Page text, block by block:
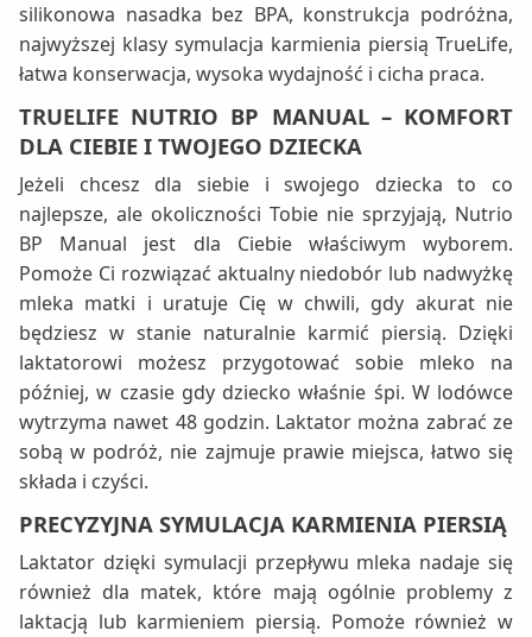
silikonowa nasadka bez BPA, konstrukcja podróżna,
najwyższej klasy symulacja karmienia piersią TrueLife,
łatwa konserwacja, wysoka wydajność i cicha praca.
TRUELIFE NUTRIO BP MANUAL – KOMFORT
DLA CIEBIE I TWOJEGO DZIECKA
Jeżeli chcesz dla siebie i swojego dziecka to co
najlepsze, ale okoliczności Tobie nie sprzyjają, Nutrio
BP Manual jest dla Ciebie właściwym wyborem.
Pomoże Ci rozwiązać aktualny niedobór lub nadwyżkę
mleka matki i uratuje Cię w chwili, gdy akurat nie
będziesz w stanie naturalnie karmić piersią. Dzięki
laktatorowi możesz przygotować sobie mleko na
później, w czasie gdy dziecko właśnie śpi. W lodówce
wytrzyma nawet 48 godzin. Laktator można zabrać ze
sobą w podróż, nie zajmuje prawie miejsca, łatwo się
składa i czyści.
PRECYZYJNA SYMULACJA KARMIENIA PIERSIĄ
Laktator dzięki symulacji przepływu mleka nadaje się
również dla matek, które mają ogólnie problemy z
laktacją lub karmieniem piersią. Pomoże również w